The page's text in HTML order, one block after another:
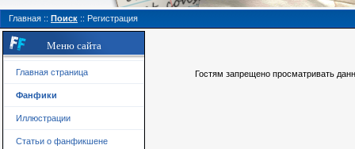
Главная :: Поиск :: Регистрация
Меню сайта
Главная страница
Фанфики
Иллюстрации
Статьи о фанфикшене
Гостям запрещено просматривать